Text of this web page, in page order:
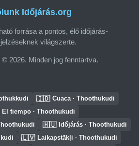
Időjárás.org
forrása a pontos, élő időjárás-
világszerte.
© 2026. Minden jog fenntartva.
🇮🇩 Cuaca · Thoothukudi
El tiempo · Thoothukudi
🇭🇺 Időjárás · Thoothukudi
🇱🇻 Laikapstākļi · Thoothukudi